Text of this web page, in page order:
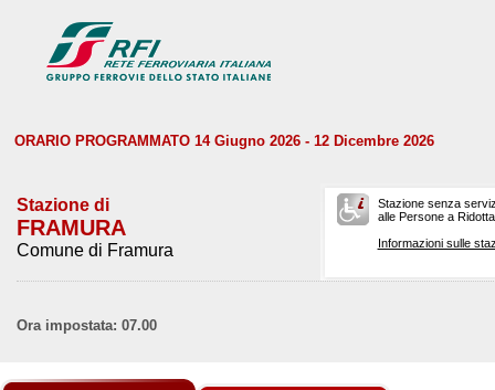
ORARIO PROGRAMMATO 14 Giugno 2026 - 12 Dicembre 2026
Stazione di
FRAMURA
Comune di Framura
Stazione senza
alle Persone a
Informazioni sulle
Ora impostata: 07.00